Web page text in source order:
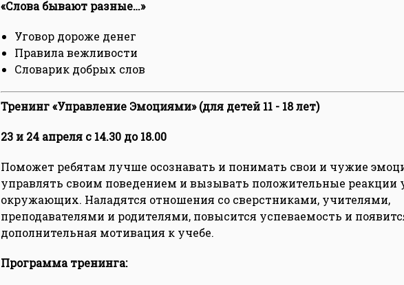
«Слова бывают разные…»
Уговор дороже денег
Правила вежливости
Словарик добрых слов
Тренинг «Управление Эмоциями» (для детей 11 - 18 лет)
23 и 24 апреля с 14.30 до 18.00
Поможет ребятам лучше осознавать и понимать свои и чужие
управлять своим поведением и вызывать положительные реакции
окружающих. Наладятся отношения со сверстниками, учителями,
преподавателями и родителями, повысится успеваемость и
дополнительная мотивация к учебе.
Программа тренинга: